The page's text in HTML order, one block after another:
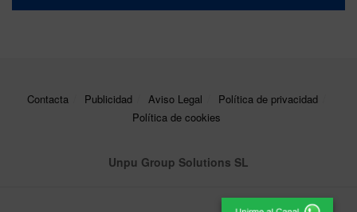
Contacta Publicidad Aviso Legal
Política de privacidad
Política de cookies
Unpu Group Solutions SL